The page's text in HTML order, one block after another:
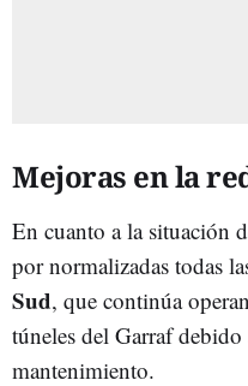
Mejoras en la
En cuanto a la situación
por normalizadas todas
Sud, que continúa
túneles del Garraf
mantenimiento.